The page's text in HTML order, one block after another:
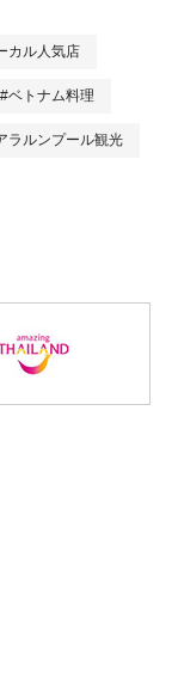
カル人気店
#ベトナム料理
ラルンプール観光